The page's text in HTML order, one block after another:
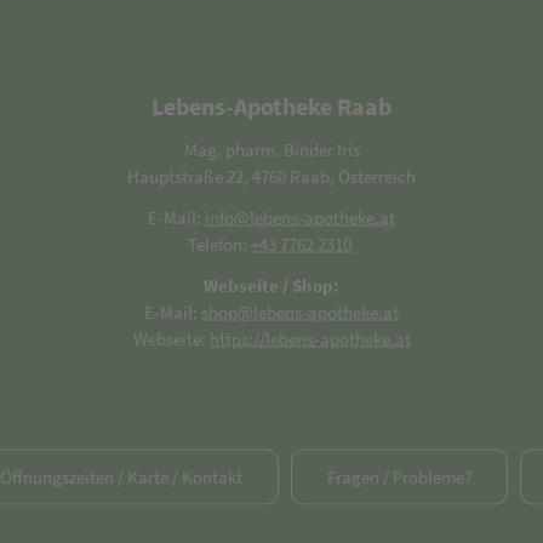
Lebens-Apotheke Raab
Mag. pharm. Binder Iris
Hauptstraße 22, 4760 Raab, Österreich
E-Mail: info@lebens-apotheke.at
Telefon: +43 7762 2310
Webseite / Shop:
E-Mail: shop@lebens-apotheke.at
Webseite: https://lebens-apotheke.at
/ Karte / Kontakt Fragen / Probleme?